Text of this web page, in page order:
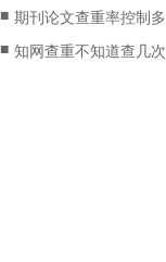
■ 期刊论文查重率控制
■ 知网查重不知道查几